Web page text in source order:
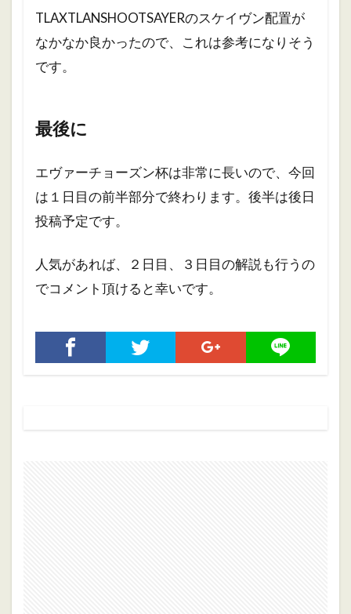
TLAXTLANSHOOTSAYERのスケイヴン配置が
なかなか良かったので、これは参考になりそう
です。
最後に
エヴァーチョーズン杯は非常に長いので、今回
は１日目の前半部分で終わります。後半は後日
投稿予定です。
人気があれば、２日目、３日目の解説も行うの
でコメント頂けると幸いです。